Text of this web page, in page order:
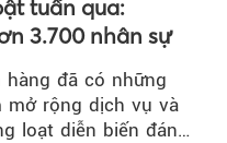
tuần qua:
3.700 nhân sự
hàng đã có những
mở rộng dịch vụ và
loạt diễn biến đáng